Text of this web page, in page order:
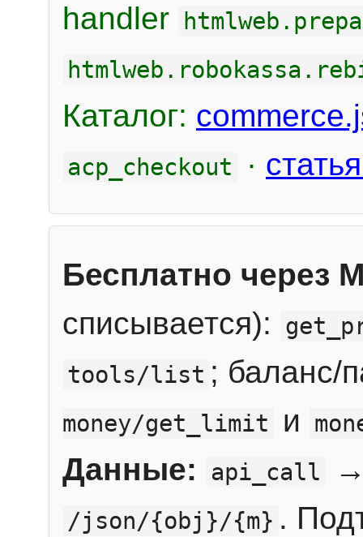
handler
Каталог:
acp_checkout ·
Бесплатно через
списывается):
tools/list ; баланс/
money/get_limit и
Данные: api_call
/json/{obj}/{m} .